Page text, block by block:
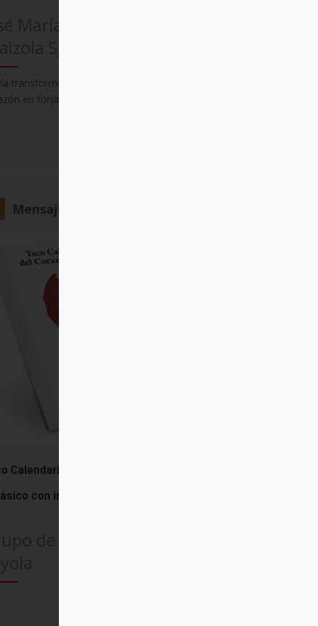
transforma la entraña en cuna, y el
en forja
Mensajero
Calendario del Corazón de Jesús
con imán - 2026